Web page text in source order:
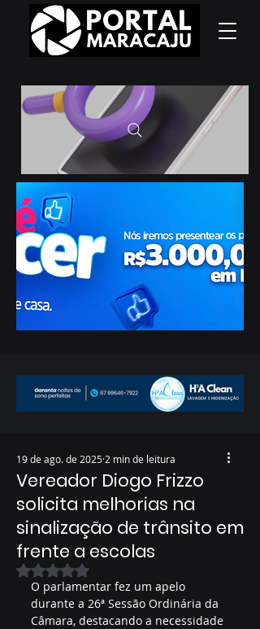
Vereador Diogo Frizzo
solicita melhorias na
sinalização de trânsito em
frente a escolas
19 de ago. de 2025 2 min de leitura
Avaliado com NaN de 5 estrelas.
O parlamentar fez um apelo
durante a 26ª Sessão Ordinária da
Câmara, destacando a necessidade